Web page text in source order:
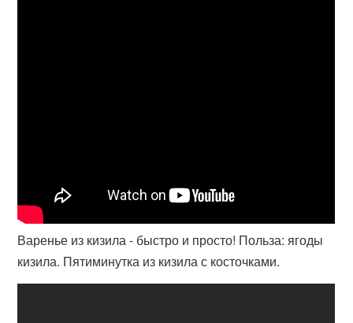
Варенье из кизила - быстро и просто! Польза: ягоды
кизила. Пятиминутка из кизила с косточками.